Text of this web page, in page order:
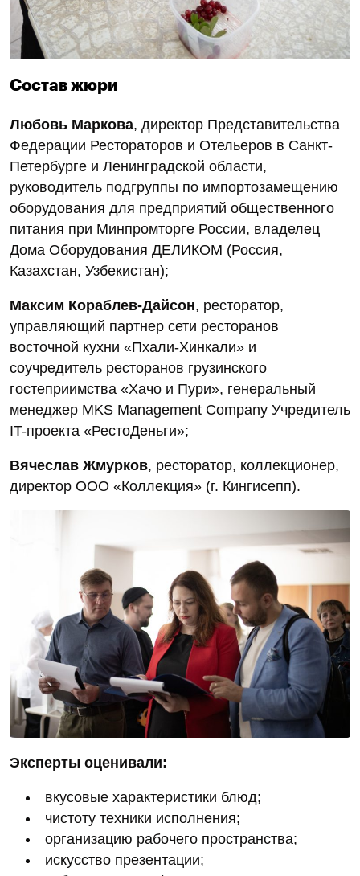
Состав жюри
Любовь Маркова, директор Представительства
Федерации Рестораторов и Отельеров в Санкт-
Петербурге и Ленинградской области,
руководитель подгруппы по импортозамещению
оборудования для предприятий общественного
питания при Минпромторге России, владелец
Дома Оборудования ДЕЛИКОМ (Россия,
Казахстан, Узбекистан);
Максим Кораблев-Дайсон, ресторатор,
управляющий партнер сети ресторанов
восточной кухни «Пхали-Хинкали» и
соучредитель ресторанов грузинского
гостеприимства «Хачо и Пури», генеральный
менеджер MKS Management Company Учредитель
IT-проекта «РестоДеньги»;
Вячеслав Жмурков, ресторатор, коллекционер,
директор ООО «Коллекция» (г. Кингисепп).
Эксперты оценивали:
вкусовые характеристики блюд;
чистоту техники исполнения;
организацию рабочего пространства;
искусство презентации;